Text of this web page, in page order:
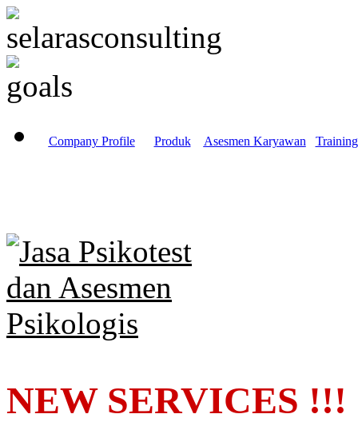
Company Profile Produk Asesmen Karyawan
NEW SERVICES !!!